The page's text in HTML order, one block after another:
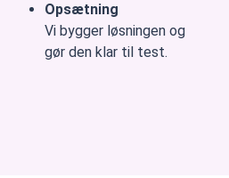
Opsætning
Vi bygger løsningen og
gør den klar til test.